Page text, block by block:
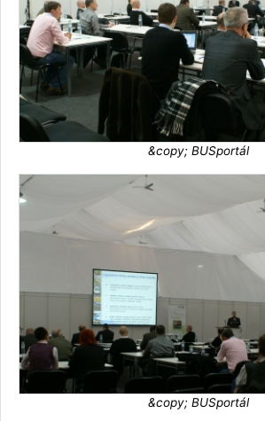
&copy; BUSportál
&copy; BUSportál